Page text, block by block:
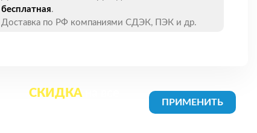
бесплатная.
Доставка по РФ компаниями СДЭК, ПЭК и др.
СКИДКА